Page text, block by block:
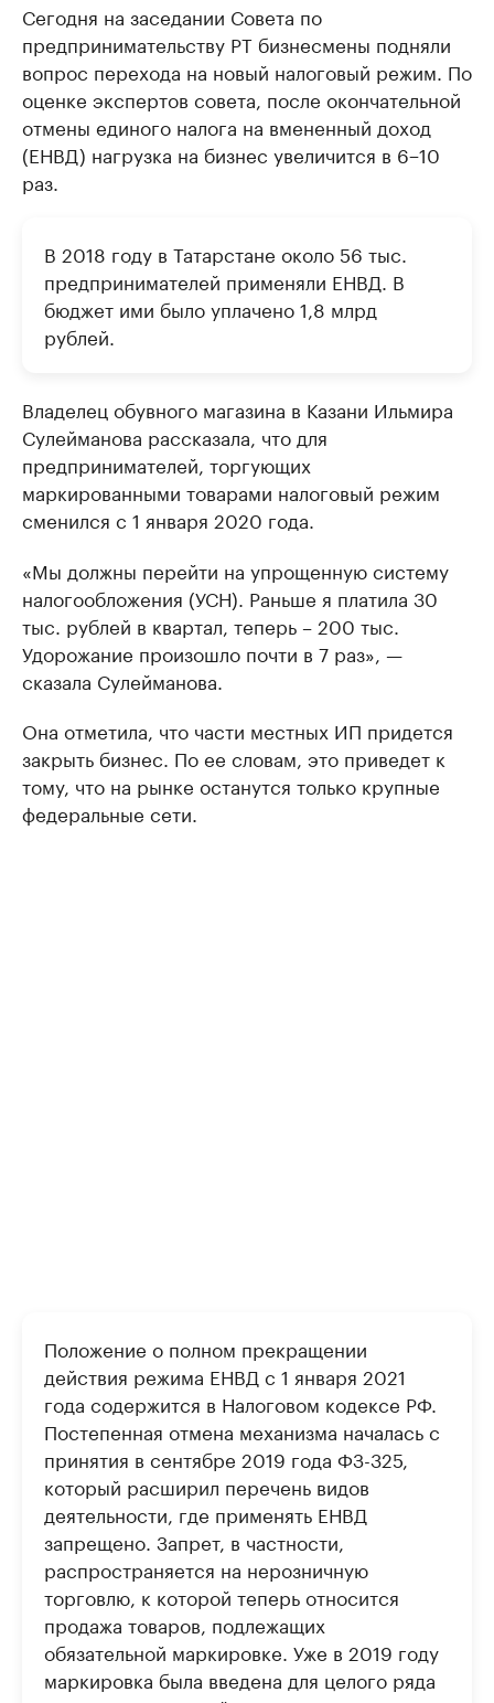
Сегодня на заседании Совета по
предпринимательству РТ бизнесмены подняли
вопрос перехода на новый налоговый режим. По
оценке экспертов совета, после окончательной
отмены единого налога на вмененный доход
(ЕНВД) нагрузка на бизнес увеличится в 6−10
раз.
В 2018 году в Татарстане около 56 тыс.
предпринимателей применяли ЕНВД. В
бюджет ими было уплачено 1,8 млрд
рублей.
Владелец обувного магазина в Казани Ильмира
Сулейманова рассказала, что для
предпринимателей, торгующих
маркированными товарами налоговый режим
сменился с 1 января 2020 года.
«Мы должны перейти на упрощенную систему
налогообложения (УСН). Раньше я платила 30
тыс. рублей в квартал, теперь – 200 тыс.
Удорожание произошло почти в 7 раз», —
сказала Сулейманова.
Она отметила, что части местных ИП придется
закрыть бизнес. По ее словам, это приведет к
тому, что на рынке останутся только крупные
федеральные сети.
Положение о полном прекращении
действия режима ЕНВД с 1 января 2021
года содержится в Налоговом кодексе РФ.
Постепенная отмена механизма началась с
принятия в сентябре 2019 года ФЗ-325,
который расширил перечень видов
деятельности, где применять ЕНВД
запрещено. Запрет, в частности,
распространяется на нерозничную
торговлю, к которой теперь относится
продажа товаров, подлежащих
обязательной маркировке. Уже в 2019 году
маркировка была введена для целого ряда